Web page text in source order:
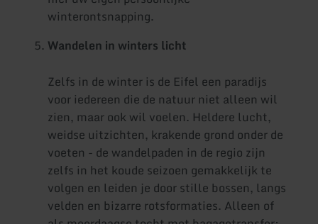
winterontsnapping.
Wandelen in winters licht
Zelfs in de winter is de Eifel een paradijs
voor iedereen die de natuur niet alleen wil
zien, maar ook wil voelen. Heldere lucht,
weidse uitzichten, krakende grond onder de
voeten - de wandelpaden in de regio zijn
zelfs in het koude seizoen gemakkelijk te
volgen en leiden je door stille bossen, langs
velden en bizarre rotsformaties. Alleen of